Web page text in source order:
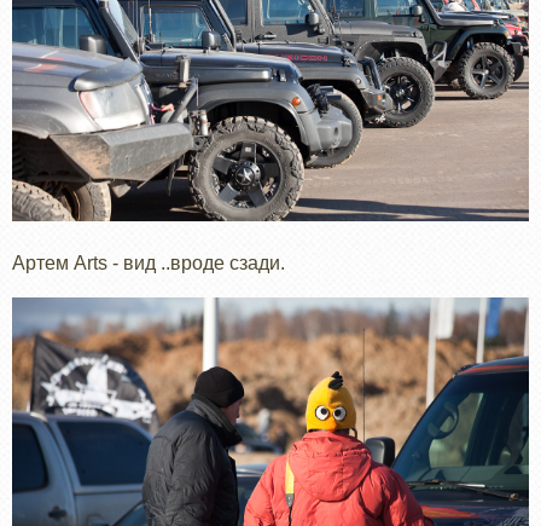
Артем Arts - вид ..вроде сзади.